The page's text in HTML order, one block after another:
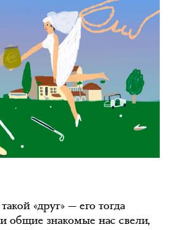
«друг» — его тогда
общие знакомые нас свели,